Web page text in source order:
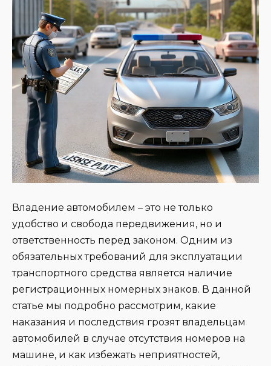
Владение автомобилем – это не только
удобство и свобода передвижения, но и
ответственность перед законом. Одним из
обязательных требований для эксплуатации
транспортного средства является наличие
регистрационных номерных знаков. В данной
статье мы подробно рассмотрим, какие
наказания и последствия грозят владельцам
автомобилей в случае отсутствия номеров на
машине, и как избежать неприятностей,